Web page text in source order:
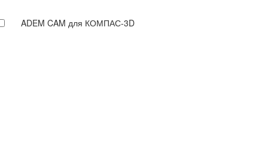
ADEM CAM для КОМПАС-3D